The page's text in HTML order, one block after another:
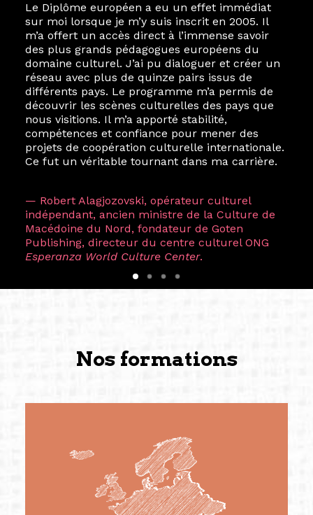
Le Diplôme européen a eu un effet immédiat
sur moi lorsque je m’y suis inscrit en 2005. Il
m’a offert un accès direct à l’immense savoir
des plus grands pédagogues européens du
domaine culturel. J’ai pu dialoguer et créer un
réseau avec plus de quinze pairs issus de
différents pays. Le programme m’a permis de
découvrir les scènes culturelles des pays que
nous visitions. Il m’a apporté stabilité,
compétences et confiance pour mener des
projets de coopération culturelle internationale.
Ce fut un véritable tournant dans ma carrière.
— Robert Alagjozovski, opérateur culturel
indépendant, ancien ministre de la Culture de
Macédoine du Nord, fondateur de Goten
Publishing, directeur du centre culturel ONG
Esperanza World Culture Center.
Nos formations